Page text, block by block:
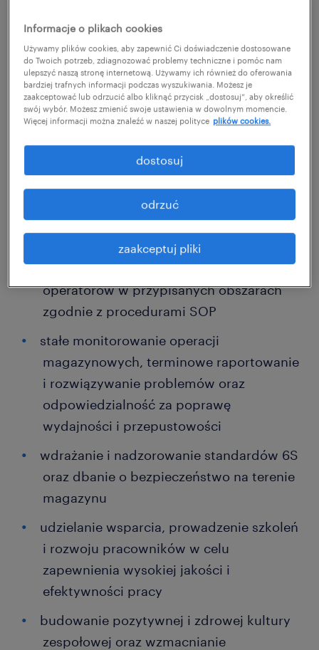
klienta poszukujemy wielu osób na role Team
Lidera_Liderki magazynu. Poszukujemy wielu
osób na to stanowisko, nie zastanawiaj się
tylko zaaplikuj:)
planowanie obecności oraz przydzielanie
zadań zespołowi zgodnie z potrzebami
biznesowymi, zapewniając ciągłość
standaryzowanie i nadzorowanie pracy
operatorów w przypisanych obszarach
zgodnie z procedurami SOP
stałe monitorowanie operacji
magazynowych, terminowe raportowanie
i rozwiązywanie problemów oraz
odpowiedzialność za poprawę
wydajności i przepustowości
wdrażanie i nadzorowanie standardów 6S
oraz dbanie o bezpieczeństwo na terenie
magazynu
udzielanie wsparcia, prowadzenie szkoleń
i rozwoju pracowników w celu
zapewnienia wysokiej jakości i
efektywności pracy
budowanie pozytywnej i zdrowej kultury
zespołowej oraz wzmacnianie
Informacje o plikach cookies
Używamy plików cookies, aby zapewnić Ci doświadczenie dostosowane
do Twoich potrzeb, zdiagnozować problemy techniczne i pomóc nam
ulepszyć naszą stronę internetową. Używamy ich również do oferowania
bardziej trafnych informacji podczas wyszukiwania. Możesz je
zaakceptować lub odrzucić albo kliknąć przycisk „dostosuj”, aby określić
swój wybór. Możesz zmienić swoje ustawienia w dowolnym momencie.
Więcej informacji można znaleźć w naszej polityce plików cookies.
zaakceptuj pliki
odrzuć
dostosuj